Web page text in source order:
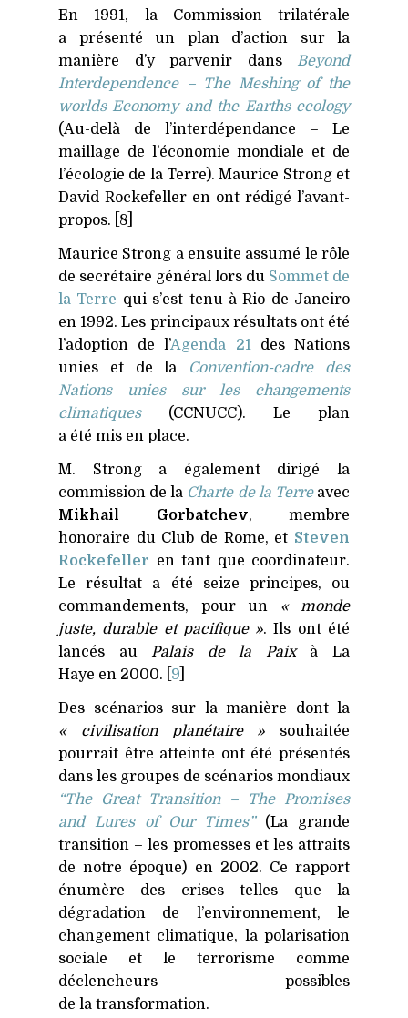
En 1991, la Commission trilatérale
a présenté un plan d’action sur la
manière d’y parvenir dans Beyond
Interdependence – The Meshing of the
worlds Economy and the Earths ecology
(Au-delà de l’interdépendance – Le
maillage de l’économie mondiale et de
l’écologie de la Terre). Maurice Strong et
David Rockefeller en ont rédigé l’avant-
propos. [8]
Maurice Strong a ensuite assumé le rôle
de secrétaire général lors du Sommet de
la Terre qui s’est tenu à Rio de Janeiro
en 1992. Les principaux résultats ont été
l’adoption de l’Agenda 21des Nations
unies et de la Convention-cadre des
Nations unies sur les changements
climatiques(CCNUCC). Le plan
a été mis en place.
M. Strong a également dirigé la
commission de la Charte de la Terreavec
Mikhail Gorbatchev, membre
honoraire du Club de Rome, et Steven
Rockefeller en tant que coordinateur.
Le résultat a été seize principes, ou
commandements, pour un « monde
juste, durable et pacifique ». Ils ont été
lancés auPalais de la Paixà La
Haye en 2000. [ 9
Des scénarios sur la manière dont la
« civilisation planétaire » souhaitée
pourrait être atteinte ont été présentés
dans les groupes de scénarios mondiaux
“The Great Transition – The Promises
and Lures of Our Times”(La grande
transition – les promesses et les attraits
de notre époque) en 2002. Ce rapport
énumère des crises telles que la
dégradation de l’environnement, le
changement climatique, la polarisation
sociale et le terrorisme comme
déclencheurs possibles
de la transformation.